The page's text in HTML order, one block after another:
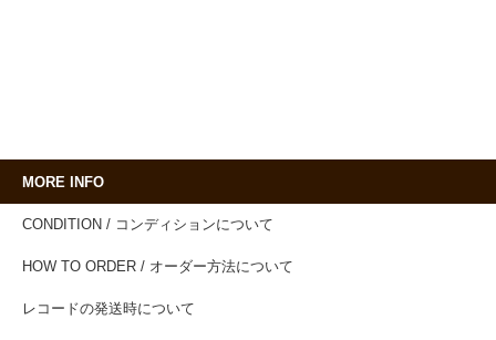
MORE INFO
CONDITION / コンディションについて
HOW TO ORDER / オーダー方法について
レコードの発送時について